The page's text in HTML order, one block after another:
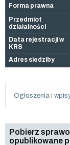
Forma prawna
Przedmiot
działalności
Data rejestracji w
KRS
Adres siedziby
Ogłoszenia i
Pobierz
opublikowane